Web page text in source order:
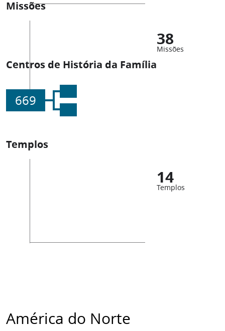
Missões
38
Missões
Centros de História da Família
669
Templos
14
Templos
América do Norte